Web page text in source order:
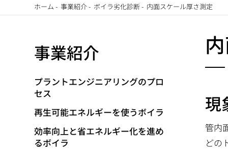
イ
ホーム -事業紹介- ボイラ劣化診断- 内面スケール厚さ測定
現
管内
どの
事業紹介
プラントエンジニアリングのプロ
セス
再生可能エネルギーを使うボイラ
効率向上と省エネルギー化を進め
るボイラ